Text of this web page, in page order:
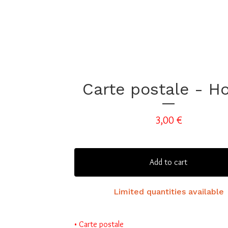
Carte postale -
3,00 €
Add to cart
Limited quantities available
• Carte postale